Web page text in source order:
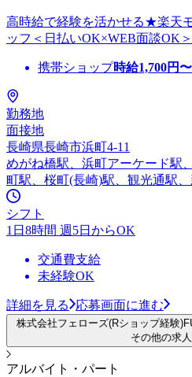
高時給で経験を活かせる★楽天
ッフ＜日払いOK×WEB面談OK＞
携帯ショップ時給1,700円〜
勤務地
面接地
長崎県長崎市浜町4-11
めがね橋駅、浜町アーケード駅
町駅、桜町(長崎)駅、観光通駅
シフト
1日8時間 週5日からOK
交通費支給
未経験OK
詳細を見る 応募画面に進む
株式会社フェローズ(Rショップ経験
その他の求
アルバイト・パート